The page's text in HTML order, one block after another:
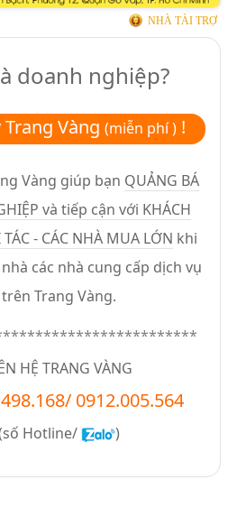
NHÀ TÀI TRỢ
doanh nghiệp?
Vàng(miễn phí ) !
Vàng giúp bạn QUẢNG BÁ
và tiếp cận với KHÁCH
- CÁC NHÀ MUA LỚN khi
các nhà cung cấp dịch vụ
trên Trang Vàng.
HỆ TRANG VÀNG
/ 0912.005.564
Hotline/ )